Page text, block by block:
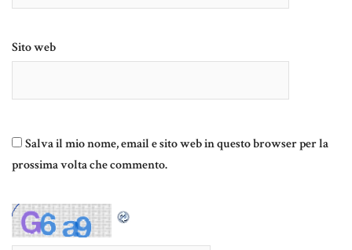
Sito web
Salva il mio nome, email e sito web in questo browser per la
prossima volta che commento.